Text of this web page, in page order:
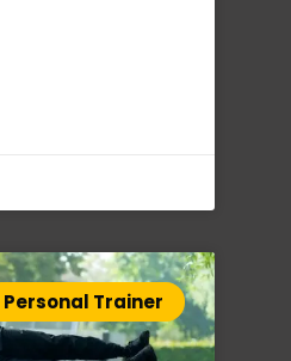
Personal Trainer